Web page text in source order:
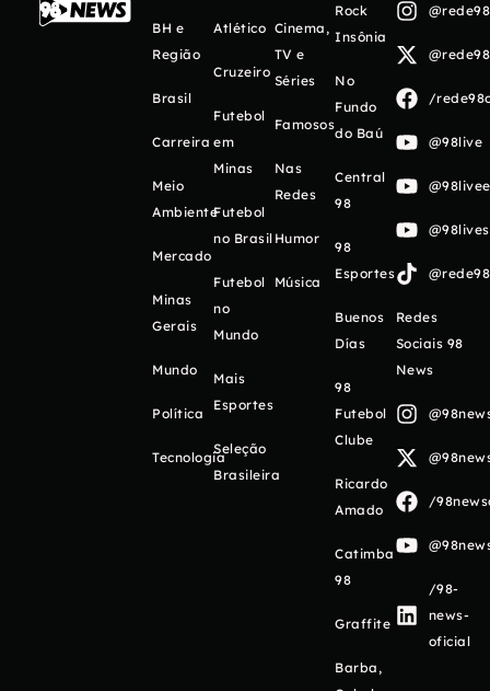
BH e
Região
Brasil
Carreira
Meio
Ambiente
Mercado
Minas
Gerais
Mundo
Política
Tecnologia
Atlético
Cruzeiro
Futebol
em
Minas
Futebol
no Brasil
Futebol
no
Mundo
Mais
Esportes
Seleção
Brasileira
Cinema,
TV e
Séries
Famosos
Nas
Redes
Humor
Música
Rock
Insônia
No
Fundo
do Baú
Central
98
98
Esportes
Buenos
Días
98
Futebol
Clube
Ricardo
Amado
Catimba
98
Graffite
Barba,
/
@98live
Redes
Sociais 98
News
/
/98-
news-
oficial